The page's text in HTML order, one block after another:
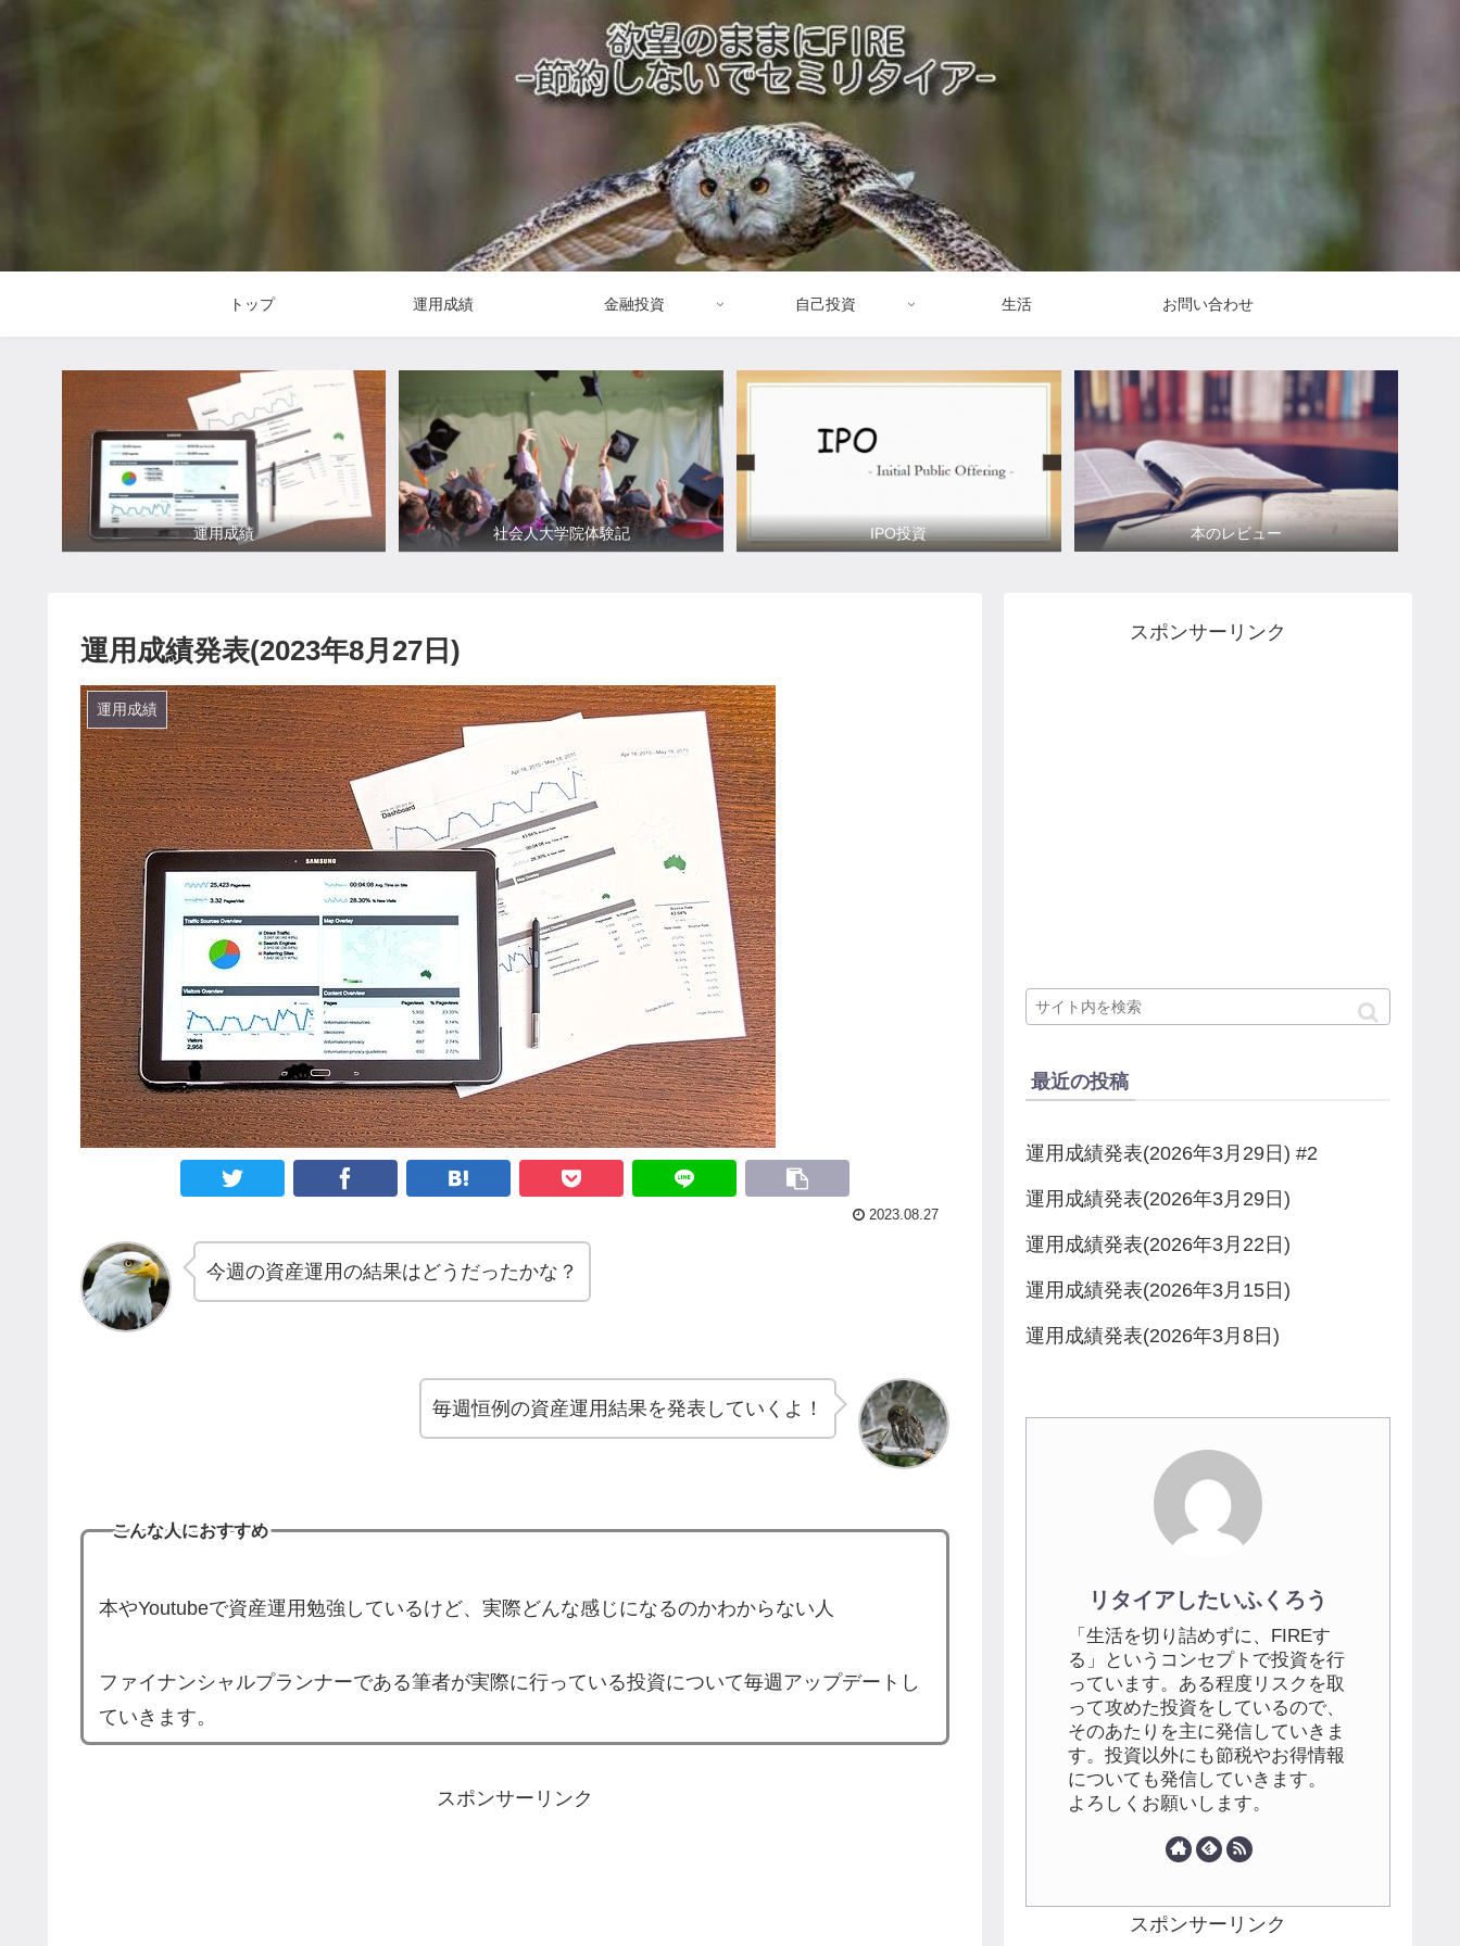
トップ 運用成績 金融投資 自己投資 生活 お問い合わせ
運用成績 社会人大学院体験記 IPO投資 本のレビュー
運用成績発表(2023年8月27日)
運用成績
2023.08.27
今週の資産運用の結果はどうだったかな？
毎週恒例の資産運用結果を発表していくよ！
こんな人におすすめ
本やYoutubeで資産運用勉強しているけど、実際どんな感じになるのかわからない人
ファイナンシャルプランナーである筆者が実際に行っている投資について毎週アップデートし
ていきます。
スポンサーリンク
スポンサーリンク
最近の投稿
運用成績発表(2026年3月29日) #2
運用成績発表(2026年3月29日)
運用成績発表(2026年3月22日)
運用成績発表(2026年3月15日)
運用成績発表(2026年3月8日)
リタイアしたいふくろう
「生活を切り詰めずに、FIREす
る」というコンセプトで投資を行
っています。ある程度リスクを取
って攻めた投資をしているので、
そのあたりを主に発信していきま
す。投資以外にも節税やお得情報
についても発信していきます。
よろしくお願いします。
スポンサーリンク